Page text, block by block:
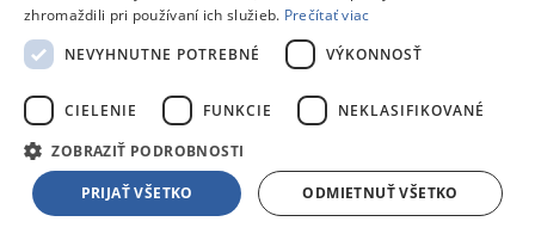
Doprava zdarma
Dostupný
6,80 €
s DPH
Pridať do košíka
Porovnať
224500
zhromaždili pri používaní ich služieb. Prečítať viac
NEVYHNUTNE POTREBNÉ
VÝKONNOSŤ
CIELENIE FUNKCIE NEKLASIFIKOVANÉ
ZOBRAZIŤ PODROBNOSTI
PRIJAŤ VŠETKO ODMIETNUŤ VŠETKO